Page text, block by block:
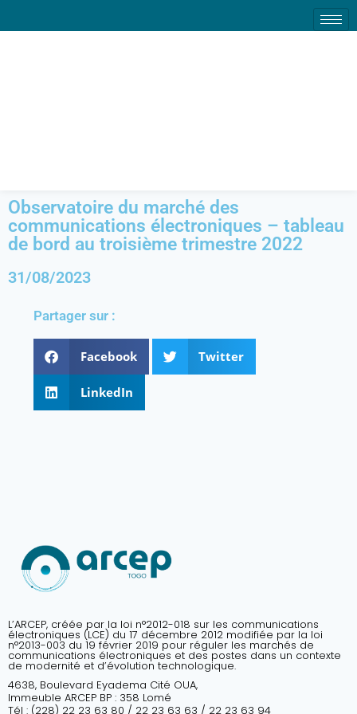
Observatoire du marché des
communications électroniques – tableau
de bord au troisième trimestre 2022
31/08/2023
Partager sur :
Facebook Twitter
LinkedIn
L’ARCEP, créée par la loi n°2012-018 sur les communications
électroniques (LCE) du 17 décembre 2012 modifiée par la loi
n°2013-003 du 19 février 2019 pour réguler les marchés de
communications électroniques et des postes dans un contexte
de modernité et d’évolution technologique.
4638, Boulevard Eyadema Cité OUA,
Immeuble ARCEP BP : 358 Lomé
Tél : (228) 22 23 63 80 / 22 23 63 63 / 22 23 63 94